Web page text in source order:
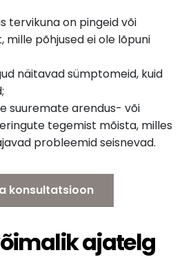
tervikuna on pingeid või
mille põhjused ei ole lõpuni
näitavad sümptomeid, kuid
suuremate arendus- või
tegemist mõista, milles
probleemid seisnevad.
konsultatsioon
ajatelg